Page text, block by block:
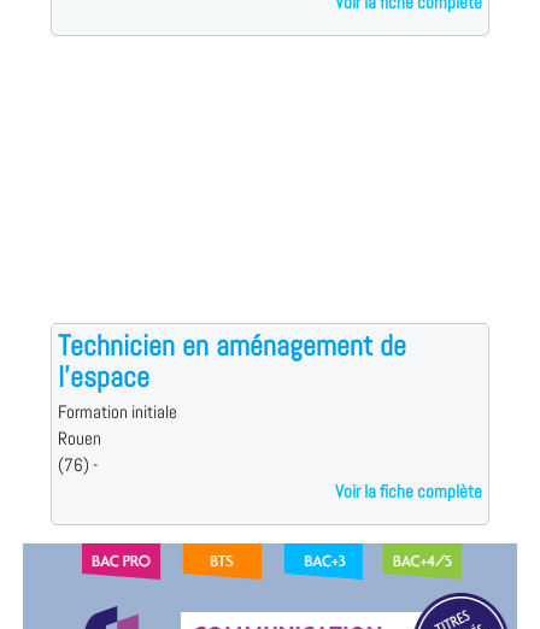
Technicien en aménagement de
l'espace
Formation initiale
Rouen
(76) -
Voir la fiche complète